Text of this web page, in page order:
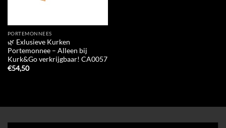
PORTEMONNEES
🌿 Exlusieve Kurken
Portemonnee – Alleen bij
Kurk&Go verkrijgbaar! CA0057
€54,50